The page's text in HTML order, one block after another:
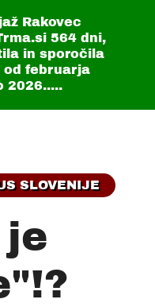
Rakovec
564 dni,
in sporočila
od februarja
2026.....
SLOVENIJE
je